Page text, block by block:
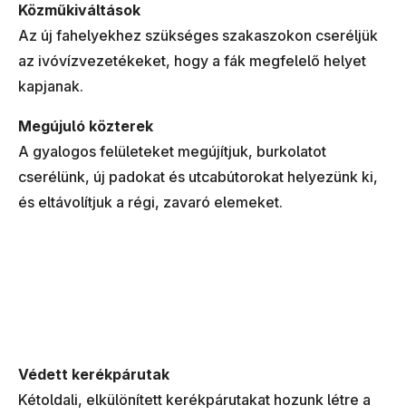
Közműkiváltások
Az új fahelyekhez szükséges szakaszokon cseréljük
az ivóvízvezetékeket, hogy a fák megfelelő helyet
kapjanak.
Megújuló közterek
A gyalogos felületeket megújítjuk, burkolatot
cserélünk, új padokat és utcabútorokat helyezünk ki,
és eltávolítjuk a régi, zavaró elemeket.
Védett kerékpárutak
Kétoldali, elkülönített kerékpárutakat hozunk létre a